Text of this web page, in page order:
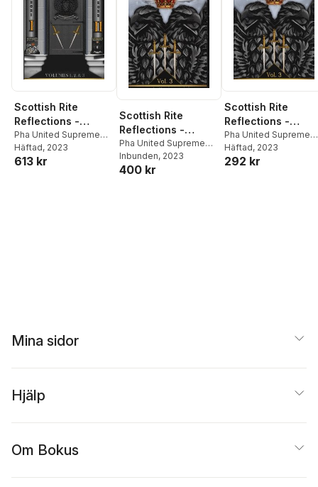
Scottish Rite
Reflections -
Volume 1,2,3
Pha United Supreme
Council Nj,Daryl Lamar
Andrews
Häftad, 2023
613 kr
Scottish Rite
Reflections -
Volume 3
Pha United Supreme
Council Nj ,Daryl Lamar
Andrews
Inbunden, 2023
400 kr
Scottish Rite
Reflections -
Volume 3
Pha United Supreme
Council Nj,Daryl
Andrews
Häftad, 2023
292 kr
Mina sidor
Hjälp
Om Bokus